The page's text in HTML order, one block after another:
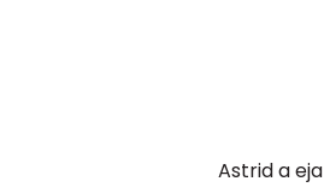
Astrid a eja